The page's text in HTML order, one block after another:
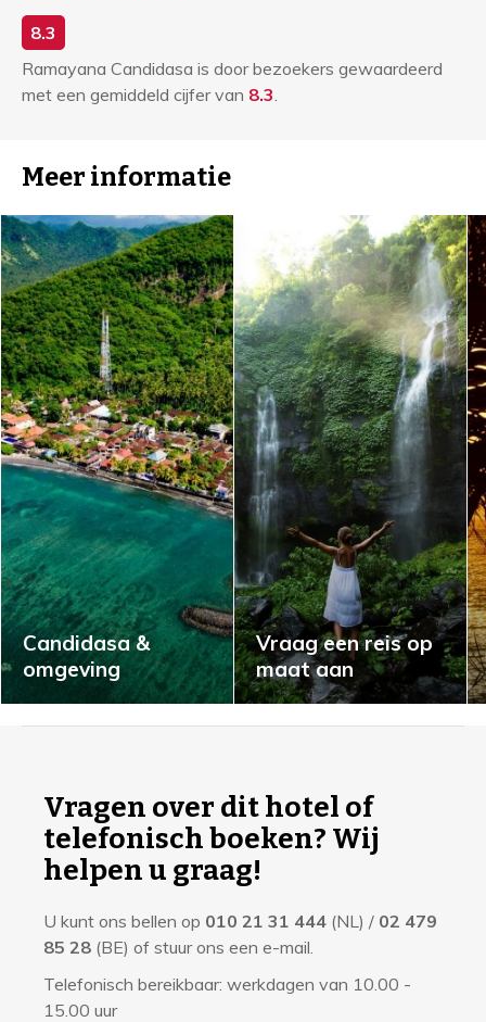
8.3
Ramayana Candidasa is door bezoekers gewaardeerd
met een gemiddeld cijfer van 8.3
Meer informatie
Candidasa &
omgeving
Vraag een reis op
maat aan
Vragen over dit hotel of
telefonisch boeken? Wij
helpen u graag!
U kunt ons bellen op 010 21 31 444 (NL) / 02 479
85 28 (BE) of stuur ons een e-mail.
Telefonisch bereikbaar: werkdagen van 10.00 -
15.00 uur